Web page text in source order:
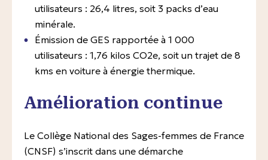
utilisateurs : 26,4 litres, soit 3 packs d’eau
minérale.
Émission de GES rapportée à 1 000
utilisateurs : 1,76 kilos CO2e, soit un trajet de 8
kms en voiture à énergie thermique.
Amélioration continue
Le Collège National des Sages-femmes de France
(CNSF) s’inscrit dans une démarche